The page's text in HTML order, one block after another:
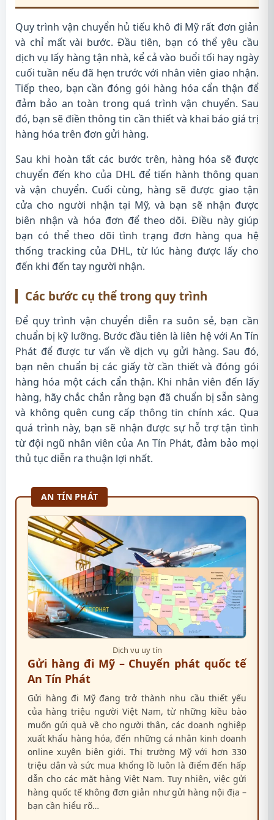
Quy trình vận chuyển hủ tiếu khô đi Mỹ rất đơn giản
và chỉ mất vài bước. Đầu tiên, bạn có thể yêu cầu
dịch vụ lấy hàng tận nhà, kể cả vào buổi tối hay ngày
cuối tuần nếu đã hẹn trước với nhân viên giao nhận.
Tiếp theo, bạn cần đóng gói hàng hóa cẩn thận để
đảm bảo an toàn trong quá trình vận chuyển. Sau
đó, bạn sẽ điền thông tin cần thiết và khai báo giá trị
hàng hóa trên đơn gửi hàng.
Sau khi hoàn tất các bước trên, hàng hóa sẽ được
chuyển đến kho của DHL để tiến hành thông quan
và vận chuyển. Cuối cùng, hàng sẽ được giao tận
cửa cho người nhận tại Mỹ, và bạn sẽ nhận được
biên nhận và hóa đơn để theo dõi. Điều này giúp
bạn có thể theo dõi tình trạng đơn hàng qua hệ
thống tracking của DHL, từ lúc hàng được lấy cho
đến khi đến tay người nhận.
Các bước cụ thể trong quy trình
Để quy trình vận chuyển diễn ra suôn sẻ, bạn cần
chuẩn bị kỹ lưỡng. Bước đầu tiên là liên hệ với An Tín
Phát để được tư vấn về dịch vụ gửi hàng. Sau đó,
bạn nên chuẩn bị các giấy tờ cần thiết và đóng gói
hàng hóa một cách cẩn thận. Khi nhân viên đến lấy
hàng, hãy chắc chắn rằng bạn đã chuẩn bị sẵn sàng
và không quên cung cấp thông tin chính xác. Qua
quá trình này, bạn sẽ nhận được sự hỗ trợ tận tình
từ đội ngũ nhân viên của An Tín Phát, đảm bảo mọi
thủ tục diễn ra thuận lợi nhất.
AN TÍN PHÁT
Dịch vụ uy tín
Gửi hàng đi Mỹ – Chuyển phát quốc tế
An Tín Phát
Gửi hàng đi Mỹ đang trở thành nhu cầu thiết yếu
của hàng triệu người Việt Nam, từ những kiều bào
muốn gửi quà về cho người thân, các doanh nghiệp
xuất khẩu hàng hóa, đến những cá nhân kinh doanh
online xuyên biên giới. Thị trường Mỹ với hơn 330
triệu dân và sức mua khổng lồ luôn là điểm đến hấp
dẫn cho các mặt hàng Việt Nam. Tuy nhiên, việc gửi
hàng quốc tế không đơn giản như gửi hàng nội địa –
bạn cần hiểu rõ…